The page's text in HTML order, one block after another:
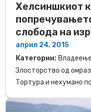
Хелсиншкиот
слобода на
април 24, 2015
Категории:
Злосторство од
Тортура и нехумано